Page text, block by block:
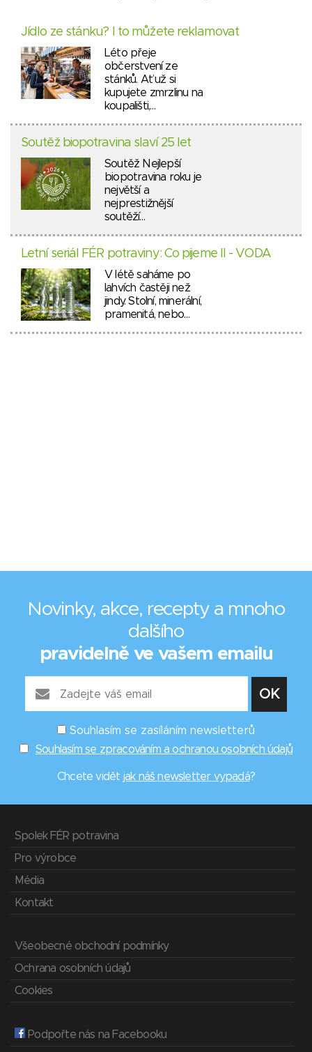
Jídlo ze stánku? I to můžete reklamovat
Léto přeje
občerstvení ze
stánků. Ať už si
kupujete zmrzlinu na
koupališti,…
Soutěž biopotravina slaví 25 let
Soutěž Nejlepší
biopotravina roku je
největší a
nejprestižnější
soutěží…
Letní seriál FÉR potraviny: Co pijeme II - VODA
V létě saháme po
lahvích častěji než
jindy. Stolní, minerální,
pramenitá, nebo…
Novinky, akce, recepty a mnoho
dalšího
pravidelně ve vašem emailu
Souhlasím se zasíláním newsletterů
Souhlasím se zpracováním a ochranou osobních údajů
Chcete vidět jak náš newsletter vypadá?
Spolek FÉR potravina
Pro výrobce
Média
Kontakt
Všeobecné obchodní podmínky
Ochrana osobních údajů
Cookies
Podpořte nás na Facebooku